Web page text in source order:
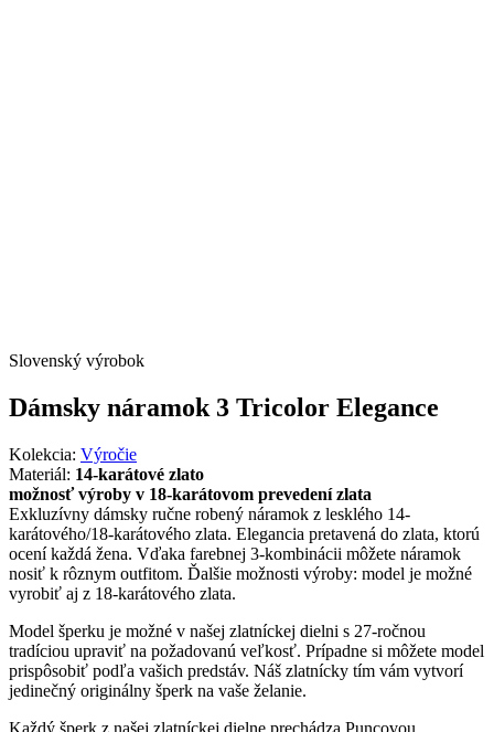
Slovenský výrobok
Dámsky náramok 3 Tricolor Elegance
Kolekcia: Výročie
Materiál: 14-karátové zlato
možnosť výroby v 18-karátovom prevedení zlata
Exkluzívny dámsky ručne robený náramok z lesklého 14-
karátového/18-karátového zlata. Elegancia pretavená do zlata, ktorú
ocení každá žena. Vďaka farebnej 3-kombinácii môžete náramok
nosiť k rôznym outfitom. Ďalšie možnosti výroby: model je možné
vyrobiť aj z 18-karátového zlata.
Model šperku je možné v našej zlatníckej dielni s 27-ročnou
tradíciou upraviť na požadovanú veľkosť. Prípadne si môžete model
prispôsobiť podľa vašich predstáv. Náš zlatnícky tím vám vytvorí
jedinečný originálny šperk na vaše želanie.
Každý šperk z našej zlatníckej dielne prechádza Puncovou